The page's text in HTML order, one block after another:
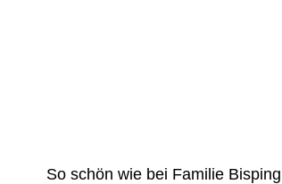
So schön wie bei Familie